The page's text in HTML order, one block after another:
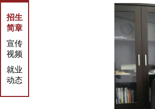
招生
简章
宣传
视频
就业
动态